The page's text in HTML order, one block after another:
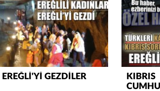
EREĞLİ'Yİ GEZDİLER
KIBRIS